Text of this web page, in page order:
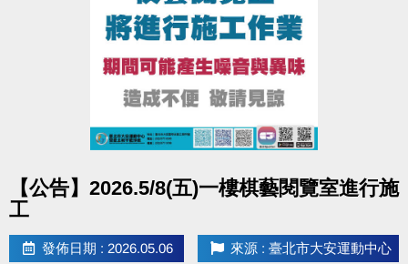
【公告】2026.5/8(五)一樓棋藝閱覽室進行施
工
發佈日期 : 2026.05.06 來源 : 臺北市大安運動中心